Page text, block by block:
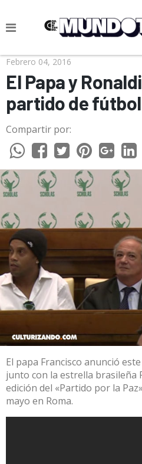
NOTICIAS
CULTURA POP
CIENCIA Y TECNOLOGÍA
VIDA
SOCIEDAD
CULTURIZANDO.COM
Febrero 04, 2016
El Papa y
partido de
Compartir por:
El papa Francisco anunció
junto con la estrella brasileña
edición del «Partido por la
mayo en Roma.